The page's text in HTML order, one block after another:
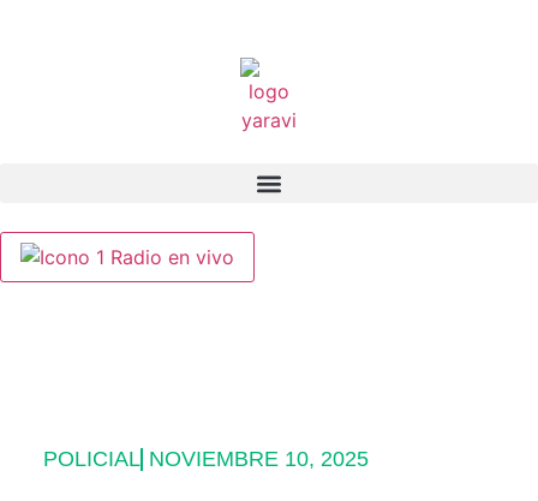
Radio en vivo
POLICIAL NOVIEMBRE 10, 2025